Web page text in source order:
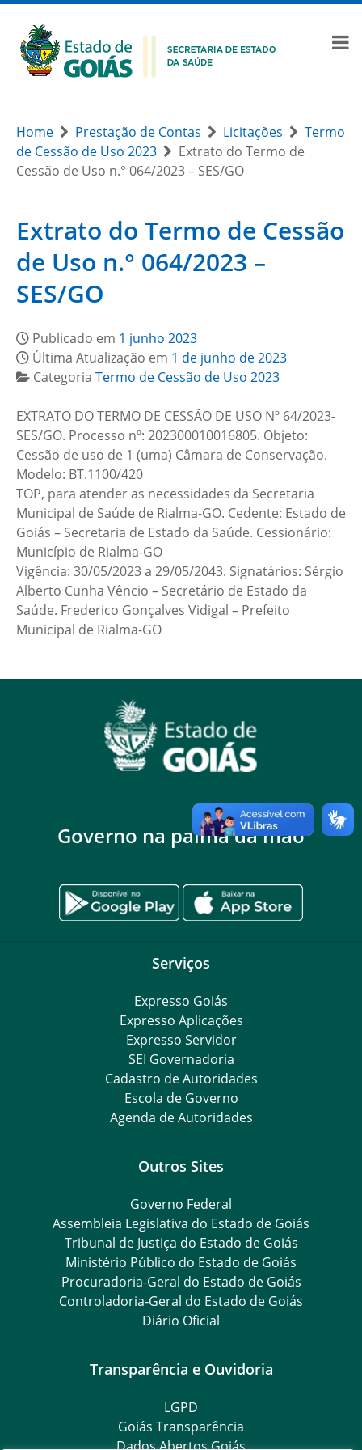
Home Prestação de Contas Licitações
Termo
de Cessão de Uso 2023
Extrato do Termo de
Cessão de Uso n.° 064/2023 – SES/GO
Extrato do Termo de Cessão
de Uso n.° 064/2023 –
SES/GO
Publicado em 1 junho 2023
Última Atualização em 1 de junho de 2023
Categoria Termo de Cessão de Uso 2023
EXTRATO DO TERMO DE CESSÃO DE USO Nº 64/2023-
SES/GO. Processo nº: 202300010016805. Objeto:
Cessão de uso de 1 (uma) Câmara de Conservação.
Modelo: BT.1100/420
TOP, para atender as necessidades da Secretaria
Municipal de Saúde de Rialma-GO. Cedente: Estado de
Goiás – Secretaria de Estado da Saúde. Cessionário:
Município de Rialma-GO
Vigência: 30/05/2023 a 29/05/2043. Signatários: Sérgio
Alberto Cunha Vêncio – Secretário de Estado da
Saúde. Frederico Gonçalves Vidigal – Prefeito
Municipal de Rialma-GO
Governo na palma da mão
Serviços
Expresso Goiás
Expresso Aplicações
Expresso Servidor
SEI Governadoria
Cadastro de Autoridades
Escola de Governo
Agenda de Autoridades
Outros Sites
Governo Federal
Assembleia Legislativa do Estado de Goiás
Tribunal de Justiça do Estado de Goiás
Ministério Público do Estado de Goiás
Procuradoria-Geral do Estado de Goiás
Controladoria-Geral do Estado de Goiás
Diário Oficial
Transparência e Ouvidoria
LGPD
Goiás Transparência
Dados Abertos Goiás